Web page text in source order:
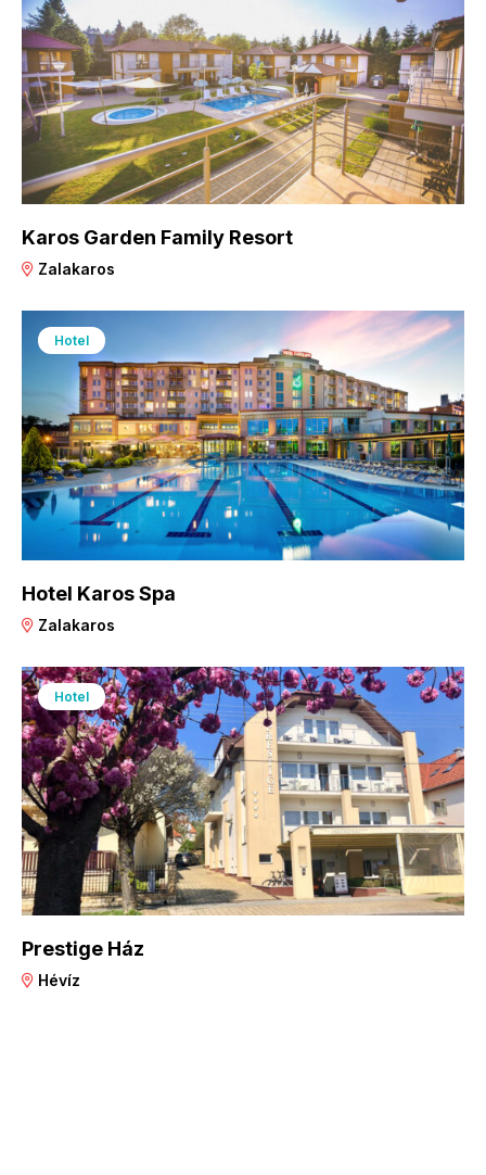
Karos Garden Family Resort
Zalakaros
Hotel
Hotel Karos Spa
Zalakaros
Hotel
Prestige Ház
Hévíz